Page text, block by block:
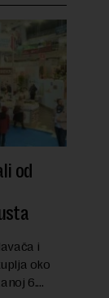
od
i
oko
6.